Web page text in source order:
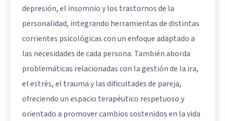
depresión, el insomnio y los trastornos de la
personalidad, integrando herramientas de distintas
corrientes psicológicas con un enfoque adaptado a
las necesidades de cada persona. También aborda
problemáticas relacionadas con la gestión de la ira,
el estrés, el trauma y las dificultades de pareja,
ofreciendo un espacio terapéutico respetuoso y
orientado a promover cambios sostenidos en la vida